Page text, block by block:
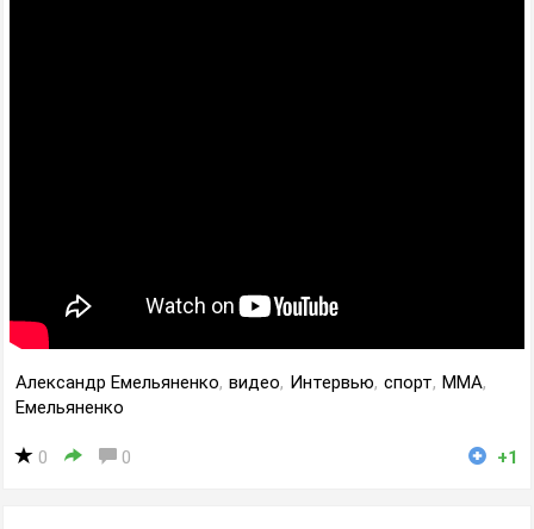
Александр Емельяненко, видео, Интервью, спорт, MMA,
Емельяненко
0 0 +1